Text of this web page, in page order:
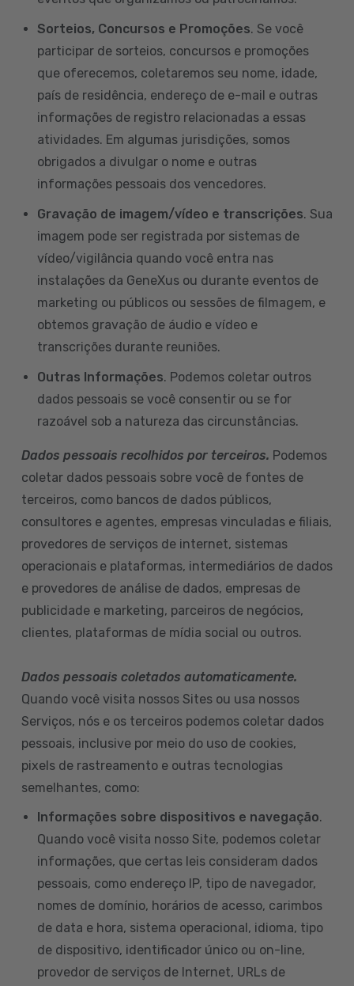
Sorteios, Concursos e Promoções. Se você
participar de sorteios, concursos e promoções
que oferecemos, coletaremos seu nome, idade,
país de residência, endereço de e-mail e outras
informações de registro relacionadas a essas
atividades. Em algumas jurisdições, somos
obrigados a divulgar o nome e outras
informações pessoais dos vencedores.
Gravação de imagem/vídeo e transcrições. Sua
imagem pode ser registrada por sistemas de
vídeo/vigilância quando você entra nas
instalações da GeneXus ou durante eventos de
marketing ou públicos ou sessões de filmagem, e
obtemos gravação de áudio e vídeo e
transcrições durante reuniões.
Outras Informações. Podemos coletar outros
dados pessoais se você consentir ou se for
razoável sob a natureza das circunstâncias.
Dados pessoais recolhidos por terceiros. Podemos
coletar dados pessoais sobre você de fontes de
terceiros, como bancos de dados públicos,
consultores e agentes, empresas vinculadas e filiais,
provedores de serviços de internet, sistemas
operacionais e plataformas, intermediários de dados
e provedores de análise de dados, empresas de
publicidade e marketing, parceiros de negócios,
clientes, plataformas de mídia social ou outros.
Dados pessoais coletados automaticamente.
Quando você visita nossos Sites ou usa nossos
Serviços, nós e os terceiros podemos coletar dados
pessoais, inclusive por meio do uso de cookies,
pixels de rastreamento e outras tecnologias
semelhantes, como:
Informações sobre dispositivos e navegação.
Quando você visita nosso Site, podemos coletar
informações, que certas leis consideram dados
pessoais, como endereço IP, tipo de navegador,
nomes de domínio, horários de acesso, carimbos
de data e hora, sistema operacional, idioma, tipo
de dispositivo, identificador único ou on-line,
provedor de serviços de Internet, URLs de